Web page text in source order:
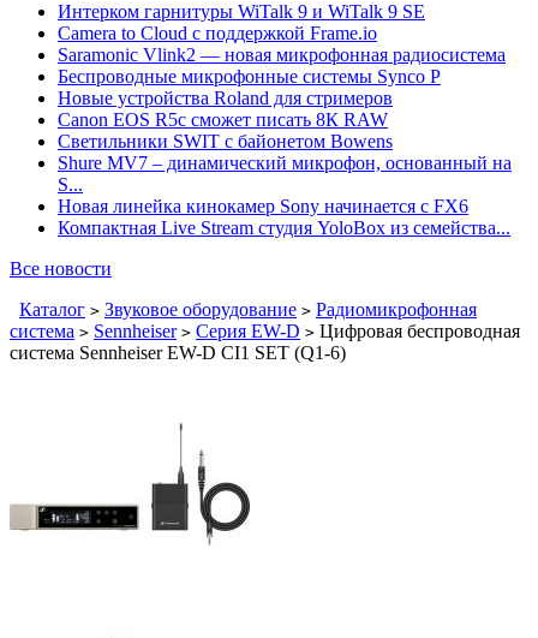
Интерком гарнитуры WiTalk 9 и WiTalk 9 SE
Camera to Cloud с поддержкой Frame.io
Saramonic Vlink2 — новая микрофонная радиосистема
Беспроводные микрофонные системы Synco P
Новые устройства Roland для стримеров
Canon EOS R5c сможет писать 8К RAW
Светильники SWIT с байонетом Bowens
Shure MV7 – динамический микрофон, основанный на
S...
Новая линейка кинокамер Sony начинается с FX6
Компактная Live Stream студия YoloBox из семейства...
Все новости
Каталог > Звуковое оборудование > Радиомикрофонная
система > Sennheiser > Серия EW-D > Цифровая беспроводная
система Sennheiser EW-D CI1 SET (Q1-6)